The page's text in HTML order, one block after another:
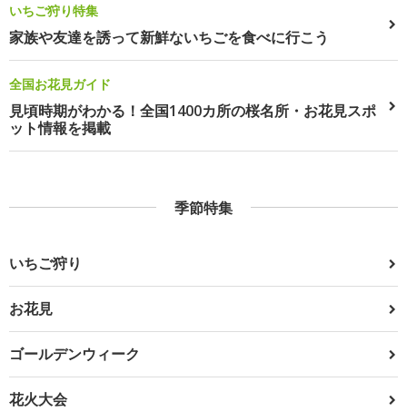
いちご狩り特集
家族や友達を誘って新鮮ないちごを食べに行こう
全国お花見ガイド
見頃時期がわかる！全国1400カ所の桜名所・お花見スポ
ット情報を掲載
季節特集
いちご狩り
お花見
ゴールデンウィーク
花火大会